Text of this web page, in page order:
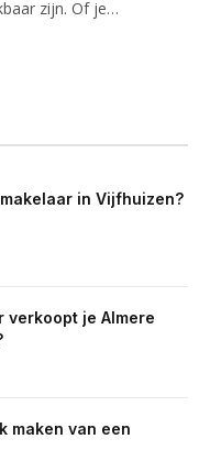
zijn. Of je…
in Vijfhuizen?
verkoopt je Almere
maken van een